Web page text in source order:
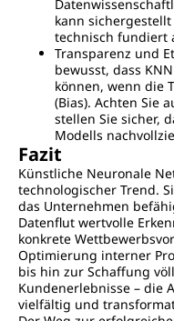
kann
technisch fundiert
Transparenz und
bewusst, dass
können, wenn die
(Bias). Achten Sie
stellen Sie sicher,
Modells
Fazit
Künstliche Neuronale
technologischer Trend.
das Unternehmen
Datenflut wertvolle
konkrete
Optimierung interner
bis hin zur Schaffung
Kundenerlebnisse – die
vielfältig und